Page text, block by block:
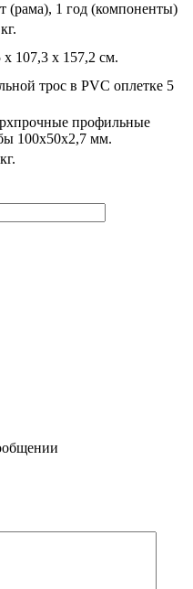
(рама), 1 год (компоненты)
х 107,3 х 157,2 см.
трос в PVC оплетке 5
профильные
100х50х2,7 мм.